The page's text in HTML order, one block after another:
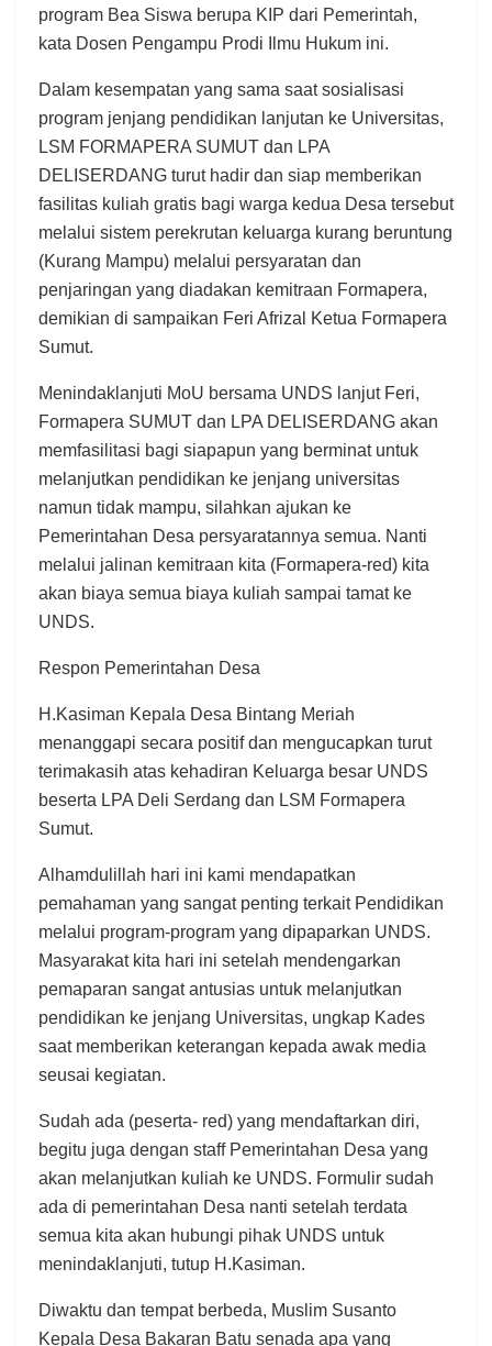
program Bea Siswa berupa KIP dari Pemerintah,
kata Dosen Pengampu Prodi Ilmu Hukum ini.
Dalam kesempatan yang sama saat sosialisasi
program jenjang pendidikan lanjutan ke Universitas,
LSM FORMAPERA SUMUT dan LPA
DELISERDANG turut hadir dan siap memberikan
fasilitas kuliah gratis bagi warga kedua Desa tersebut
melalui sistem perekrutan keluarga kurang beruntung
(Kurang Mampu) melalui persyaratan dan
penjaringan yang diadakan kemitraan Formapera,
demikian di sampaikan Feri Afrizal Ketua Formapera
Sumut.
Menindaklanjuti MoU bersama UNDS lanjut Feri,
Formapera SUMUT dan LPA DELISERDANG akan
memfasilitasi bagi siapapun yang berminat untuk
melanjutkan pendidikan ke jenjang universitas
namun tidak mampu, silahkan ajukan ke
Pemerintahan Desa persyaratannya semua. Nanti
melalui jalinan kemitraan kita (Formapera-red) kita
akan biaya semua biaya kuliah sampai tamat ke
UNDS.
Respon Pemerintahan Desa
H.Kasiman Kepala Desa Bintang Meriah
menanggapi secara positif dan mengucapkan turut
terimakasih atas kehadiran Keluarga besar UNDS
beserta LPA Deli Serdang dan LSM Formapera
Sumut.
Alhamdulillah hari ini kami mendapatkan
pemahaman yang sangat penting terkait Pendidikan
melalui program-program yang dipaparkan UNDS.
Masyarakat kita hari ini setelah mendengarkan
pemaparan sangat antusias untuk melanjutkan
pendidikan ke jenjang Universitas, ungkap Kades
saat memberikan keterangan kepada awak media
seusai kegiatan.
Sudah ada (peserta- red) yang mendaftarkan diri,
begitu juga dengan staff Pemerintahan Desa yang
akan melanjutkan kuliah ke UNDS. Formulir sudah
ada di pemerintahan Desa nanti setelah terdata
semua kita akan hubungi pihak UNDS untuk
menindaklanjuti, tutup H.Kasiman.
Diwaktu dan tempat berbeda, Muslim Susanto
Kepala Desa Bakaran Batu senada apa yang